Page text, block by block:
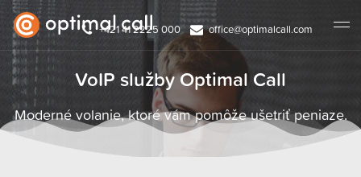
+421 41 2225 000 office@optimalcall.com
VoIP služby Optimal Call
Moderné volanie, ktoré vám pomôže ušetriť peniaze.